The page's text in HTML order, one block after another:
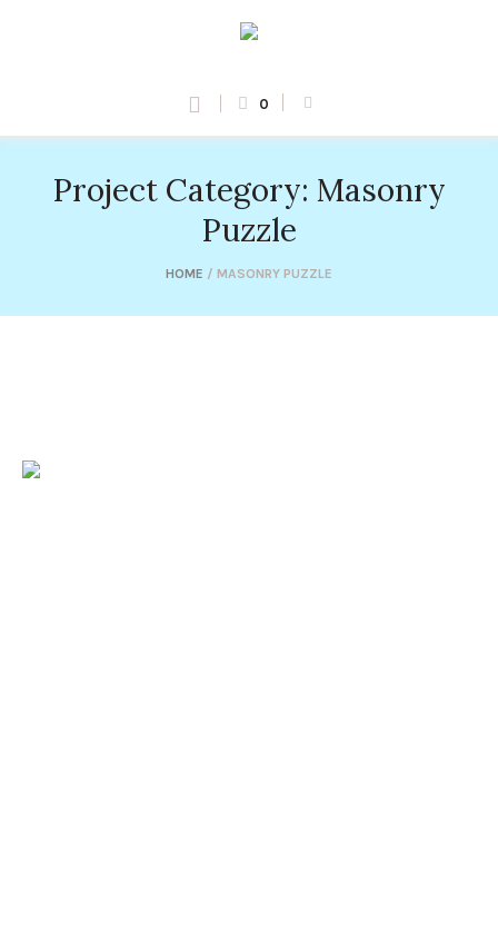
0
Project Category: Masonry
Puzzle
HOME / MASONRY PUZZLE